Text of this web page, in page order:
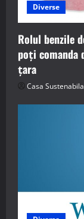
Diverse
Rolul benzile
poți comanda
țara
Casa Sustenabila